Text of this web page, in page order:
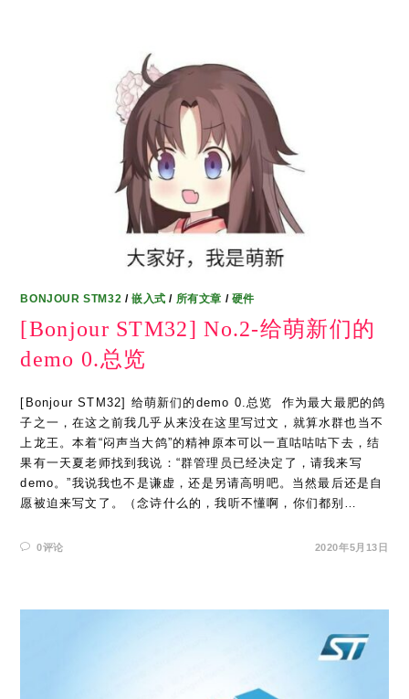
BONJOUR STM32 /嵌入式 / 所有文章 / 硬件
[Bonjour STM32] No.2-给萌新们的
demo 0.总览
[Bonjour STM32] 给萌新们的demo 0.总览 ​ 作为最大最肥的鸽
子之一，在这之前我几乎从来没在这里写过文，就算水群也当不
上龙王。本着“闷声当大鸽”的精神原本可以一直咕咕咕下去，结
果有一天夏老师找到我说：“群管理员已经决定了，请我来写
demo。”我说我也不是谦虚，还是另请高明吧。当然最后还是自
愿被迫来写文了。（念诗什么的，我听不懂啊，你们都别…
0评论 2020年5月13日